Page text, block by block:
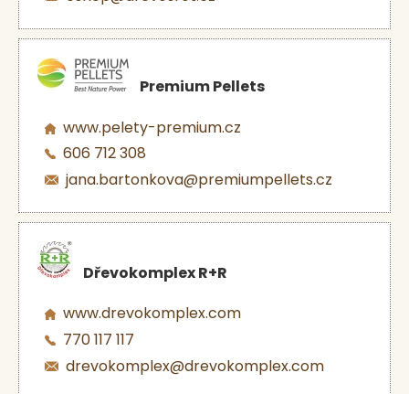
Premium Pellets
www.pelety-premium.cz
606 712 308
jana.bartonkova@premiumpellets.cz
Dřevokomplex R+R
www.drevokomplex.com
770 117 117
drevokomplex@drevokomplex.com